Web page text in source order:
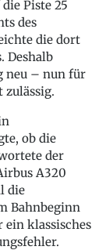
Piste 25
des
die dort
Deshalb
neu – nun für
zulässig.
ob die
der
A320
die
Bahnbeginn
klassisches